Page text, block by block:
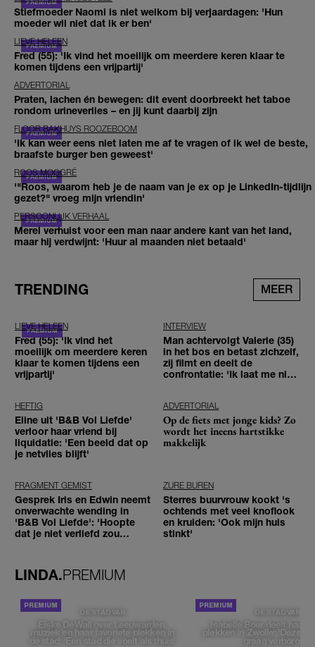
Stiefmoeder Naomi is niet welkom bij verjaardagen: 'Hun
moeder wil niet dat ik er ben'
LIEVE HELEEN
Fred (55): 'Ik vind het moeilijk om meerdere keren klaar te
komen tijdens een vrijpartij'
ADVERTORIAL
Praten, lachen én bewegen: dit event doorbreekt het taboe
rondom urineverlies – en jij kunt daarbij zijn
FLOOR BAKHUYS ROOZEBOOM
'Ik kan weer eens niet laten me af te vragen of ik wel de beste,
braafste burger ben geweest'
ROOS MOGGRÉ
'"Roos, waarom heb je de naam van je ex op je LinkedIn-tijdlijn
gezet?" vroeg mijn vriendin'
PERSOONLIJK VERHAAL
Merel verhuist voor een man naar andere kant van het land,
maar hij verdwijnt: 'Huur al maanden niet betaald'
TRENDING MEER
LIEVE HELEEN
Fred (55): 'Ik vind het
moeilijk om meerdere keren
klaar te komen tijdens een
vrijpartij'
INTERVIEW
Man achtervolgt Valerie (35)
in het bos en betast zichzelf,
zij filmt en deelt de
confrontatie: 'Ik laat me niet
HEFTIG
Eline uit 'B&B Vol Liefde'
verloor haar vriend bij
liquidatie: 'Een beeld dat op
je netvlies blijft'
ADVERTORIAL
Op de fiets met jonge kids? Zo
wordt het ineens hartstikke
makkelijk
FRAGMENT GEMIST
Gesprek Iris en Edwin neemt
onverwachte wending in
'B&B Vol Liefde': 'Hoopte
dat je niet verliefd zou
ZURE BUREN
Sterres buurvrouw kookt 's
ochtends met veel knoflook
en kruiden: 'Ook mijn huis
stinkt'
LINDA.PREMIUM
DE STAD VAN
Elske DeWall over Leeuwarden,
muziek en haar favoriete plekken in
de stad: 'Een stad die voelt als thuis'
DE STAD VAN
Isabelle Boer deelt haar
plekken in Zwolle: 'Deze
graag verborgen'